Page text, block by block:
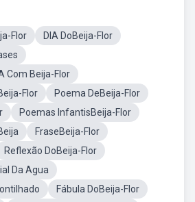
Flor
DIA DoBeija-Flor
Com Beija-Flor
Flor
Poema DeBeija-Flor
Poemas InfantisBeija-Flor
FraseBeija-Flor
Reflexão DoBeija-Flor
Da Agua
Fábula DoBeija-Flor